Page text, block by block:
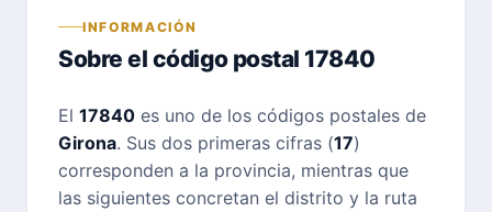
INFORMACIÓN
Sobre el código postal 17840
El 17840 es uno de los códigos postales de
Girona. Sus dos primeras cifras (17)
corresponden a la provincia, mientras que
las siguientes concretan el distrito y la ruta